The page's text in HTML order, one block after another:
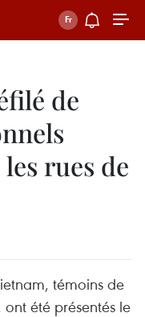
de
rues de
témoins de
été présentés le